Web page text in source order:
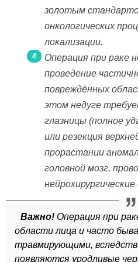
золотым
онкологических
локализации.
Операция при раке
проведение
повреждённых
этом недуге
глазницы (полное
или резекция
прорастании
головной мозг,
Важно! Операция при
области лица и часто
травмирующими,
появляются уродливые